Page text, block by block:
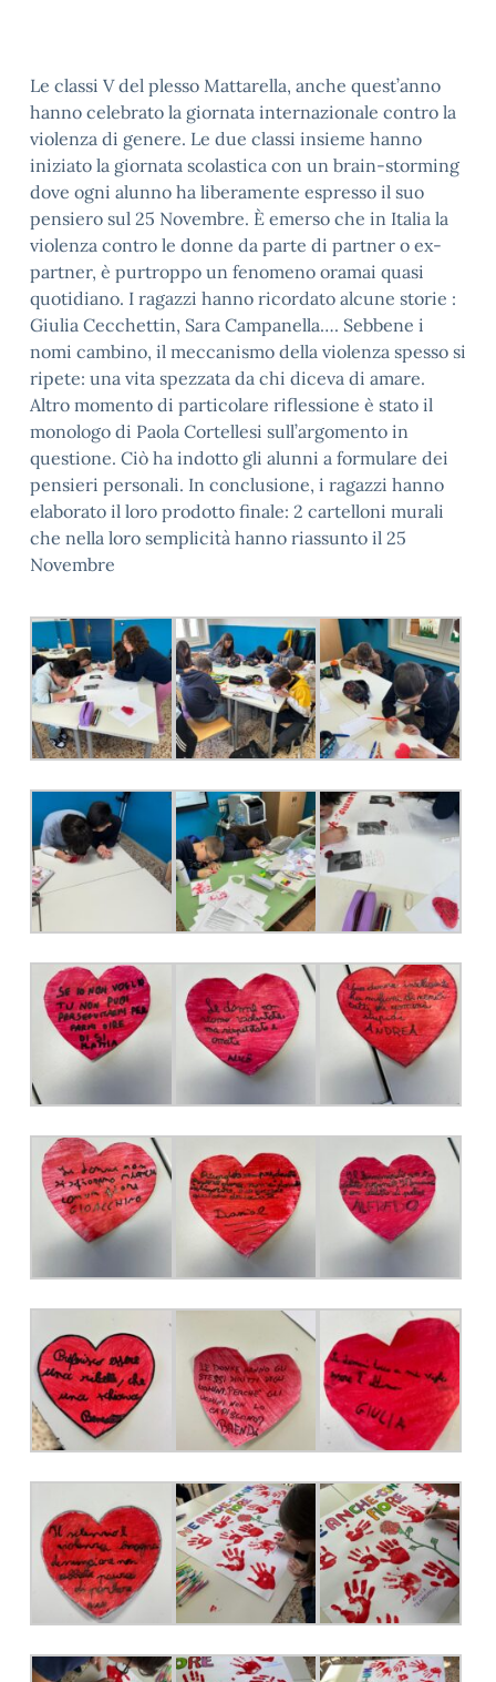
Le classi V del plesso Mattarella, anche quest’anno
hanno celebrato la giornata internazionale contro la
violenza di genere. Le due classi insieme hanno
iniziato la giornata scolastica con un brain-storming
dove ogni alunno ha liberamente espresso il suo
pensiero sul 25 Novembre. È emerso che in Italia la
violenza contro le donne da parte di partner o ex-
partner, è purtroppo un fenomeno oramai quasi
quotidiano. I ragazzi hanno ricordato alcune storie :
Giulia Cecchettin, Sara Campanella…. Sebbene i
nomi cambino, il meccanismo della violenza spesso si
ripete: una vita spezzata da chi diceva di amare.
Altro momento di particolare riflessione è stato il
monologo di Paola Cortellesi sull’argomento in
questione. Ciò ha indotto gli alunni a formulare dei
pensieri personali. In conclusione, i ragazzi hanno
elaborato il loro prodotto finale: 2 cartelloni murali
che nella loro semplicità hanno riassunto il 25
Novembre